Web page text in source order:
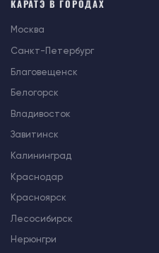
КАРАТЭ В ГОРОДАХ
Москва
Санкт-Петербург
Благовещенск
Белогорск
Владивосток
Завитинск
Калининград
Краснодар
Красноярск
Лесосибирск
Нерюнгри